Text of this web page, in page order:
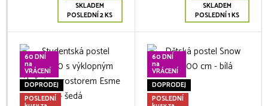
SKLADEM
POSLEDNÍ 2 KS
SKLADEM
POSLEDNÍ 1 KS
60 DNÍ
na
VRÁCENÍ
DOPRODEJ
POSLEDNÍ
60 DNÍ
na
VRÁCENÍ
DOPRODEJ
POSLEDNÍ